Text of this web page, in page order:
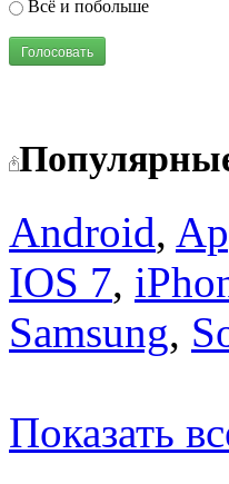
Всё и побольше
Голосовать
Android,
IOS 7,
Samsung,
Показать